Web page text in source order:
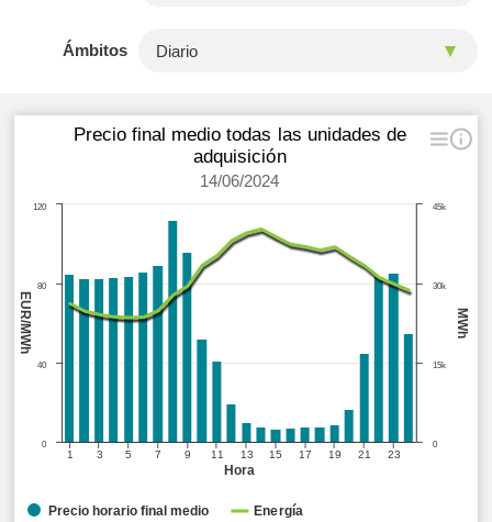
Ámbitos
Hora
MWh
EUR/MWh
Precio final medio todas las unidades de
adquisición
14/06/2024
1 3 5 7 9 11 13 15 17 19 21 23
0
15k
30k
45k
0
40
80
120
Precio horario final medio Energía